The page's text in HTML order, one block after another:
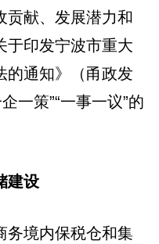
贡献、发展潜力和
于印发宁波市重大
的通知》（甬政发
一策”“一事一议”的
建设
务境内保税仓和集